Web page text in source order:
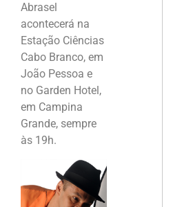
Abrasel
acontecerá na
Estação Ciências
Cabo Branco, em
João Pessoa e
no Garden Hotel,
em Campina
Grande, sempre
às 19h.